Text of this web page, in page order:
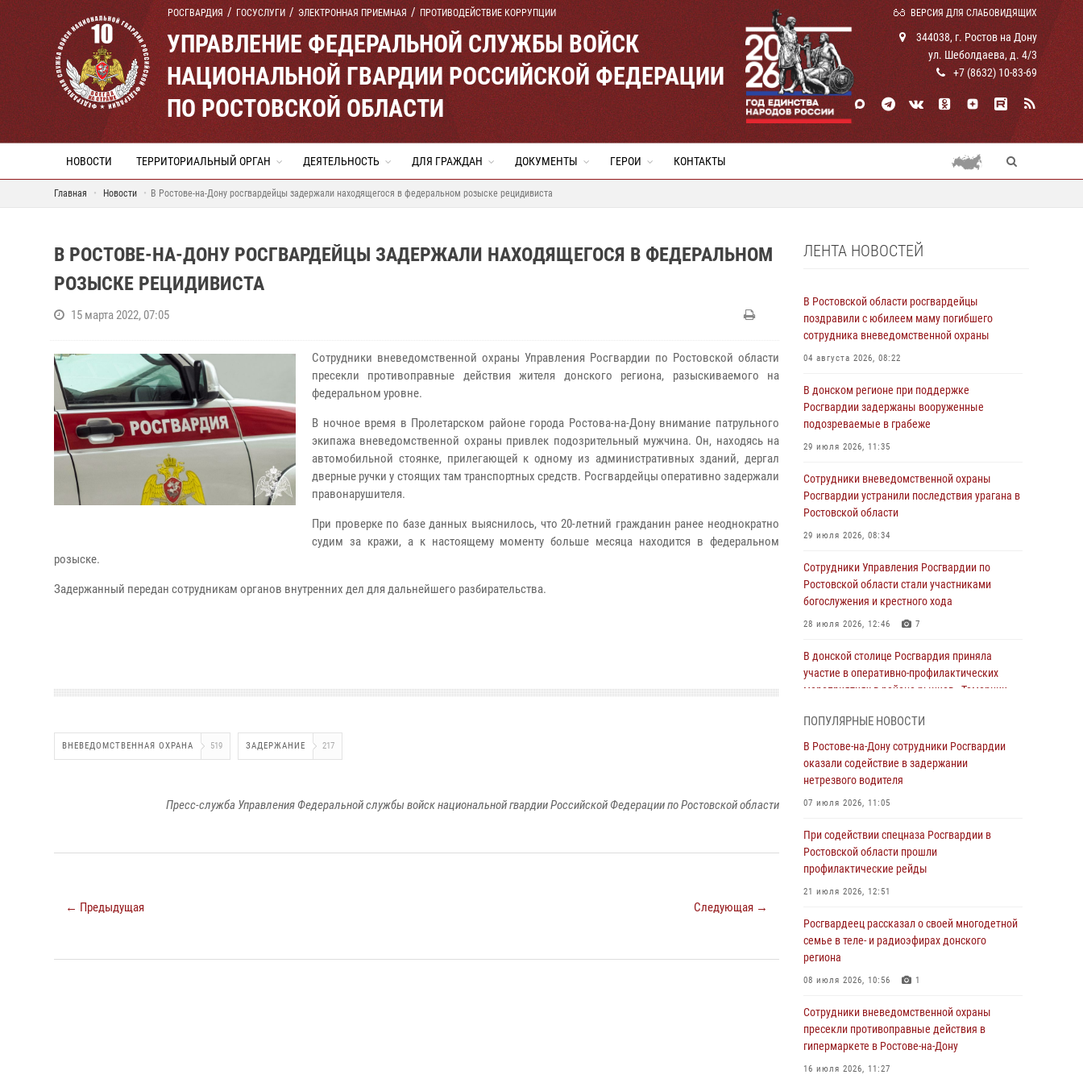
РОСГВАРДИЯ ГОСУСЛУГИ ЭЛЕКТРОННАЯ ПРИЕМНАЯ ПРОТИВОДЕЙСТВИЕ КОРРУПЦИИ ВЕРСИЯ ДЛЯ СЛАБОВИДЯЩИХ
УПРАВЛЕНИЕ ФЕДЕРАЛЬНОЙ СЛУЖБЫ ВОЙСК
НАЦИОНАЛЬНОЙ ГВАРДИИ РОССИЙСКОЙ ФЕДЕРАЦИИ
ПО РОСТОВСКОЙ ОБЛАСТИ
344038, г. Ростов на Дону
ул. Шеболдаева, д. 4/3
+7 (8632) 10-83-69
НОВОСТИ ТЕРРИТОРИАЛЬНЫЙ ОРГАН ДЕЯТЕЛЬНОСТЬ ДЛЯ ГРАЖДАН ДОКУМЕНТЫ ГЕРОИ КОНТАКТЫ
Главная Новости В Ростове-на-Дону росгвардейцы задержали находящегося в федеральном розыске рецидивиста
В РОСТОВЕ-НА-ДОНУ РОСГВАРДЕЙЦЫ ЗАДЕРЖАЛИ НАХОДЯЩЕГОСЯ В ФЕДЕРАЛЬНОМ
РОЗЫСКЕ РЕЦИДИВИСТА
15 марта 2022, 07:05
Сотрудники вневедомственной охраны Управления Росгвардии по Ростовской области
пресекли противоправные действия жителя донского региона, разыскиваемого на
федеральном уровне.
В ночное время в Пролетарском районе города Ростова-на-Дону внимание патрульного
экипажа вневедомственной охраны привлек подозрительный мужчина. Он, находясь на
автомобильной стоянке, прилегающей к одному из административных зданий, дергал
дверные ручки у стоящих там транспортных средств. Росгвардейцы оперативно задержали
правонарушителя.
При проверке по базе данных выяснилось, что 20-летний гражданин ранее неоднократно
судим за кражи, а к настоящему моменту больше месяца находится в федеральном
розыске.
Задержанный передан сотрудникам органов внутренних дел для дальнейшего разбирательства.
ВНЕВЕДОМСТВЕННАЯ ОХРАНА 519 ЗАДЕРЖАНИЕ 217
Пресс-служба Управления Федеральной службы войск национальной гвардии Российской Федерации по Ростовской области
← Предыдущая Следующая →
ЛЕНТА НОВОСТЕЙ
В Ростовской области росгвардейцы
поздравили с юбилеем маму погибшего
сотрудника вневедомственной охраны
04 августа 2026, 08:22
В донском регионе при поддержке
Росгвардии задержаны вооруженные
подозреваемые в грабеже
29 июля 2026, 11:35
Сотрудники вневедомственной охраны
Росгвардии устранили последствия урагана в
Ростовской области
29 июля 2026, 08:34
Сотрудники Управления Росгвардии по
Ростовской области стали участниками
богослужения и крестного хода
28 июля 2026, 12:46 7
В донской столице Росгвардия приняла
участие в оперативно-профилактических
мероприятиях в районе рынков «Темерник»
Росгвардейцы из Ростовской области
приняли участие в молебне в честь небесного
покровителя князя Владимира и Крещения
При содействии спецназа Росгвардии в
Ростовской области прошли
В Ростовской области экипаж
вневедомственной охраны задержал
нетрезвого посетителя городского пляжа за
17 июля 2026, 07:24
Сотрудники вневедомственной охраны
ПОПУЛЯРНЫЕ НОВОСТИ
В Ростове-на-Дону сотрудники Росгвардии
оказали содействие в задержании
нетрезвого водителя
07 июля 2026, 11:05
При содействии спецназа Росгвардии в
Ростовской области прошли
профилактические рейды
21 июля 2026, 12:51
Росгвардеец рассказал о своей многодетной
семье в теле- и радиоэфирах донского
региона
08 июля 2026, 10:56 1
Сотрудники вневедомственной охраны
пресекли противоправные действия в
гипермаркете в Ростове-на-Дону
16 июля 2026, 11:27